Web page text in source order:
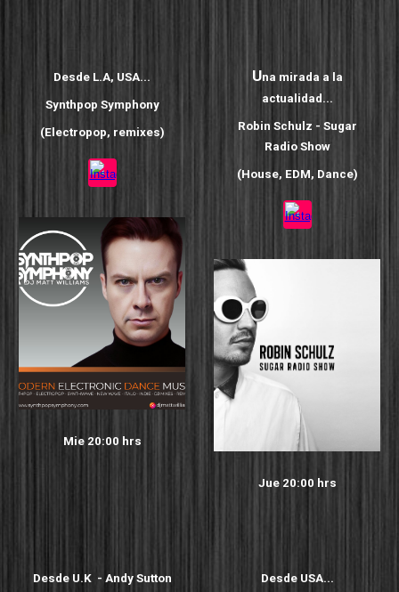
Desde L.A, USA...
Synthpop Symphony
(Electropop, remixes)
Mie 20:00 hrs
Una mirada a la
actualidad...
Robin Schulz - Sugar
Radio Show
(House, EDM, Dance)
Jue20:00 hrs
Desde U.K - Andy Sutton Desde USA...